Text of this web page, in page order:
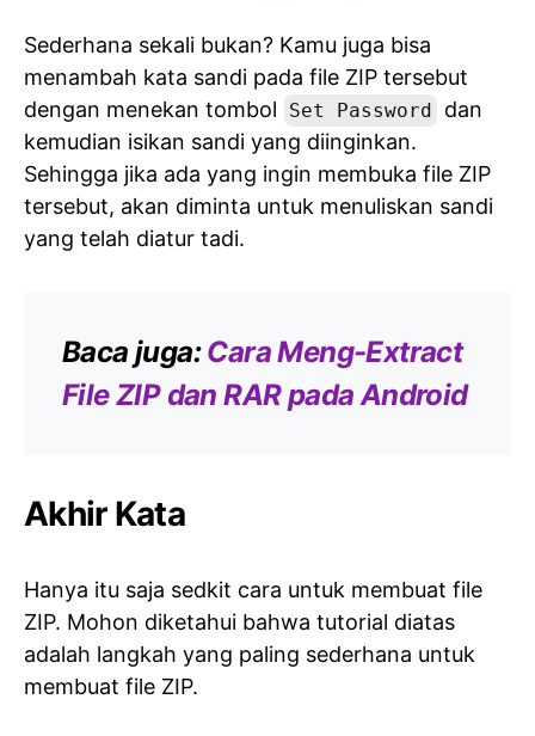
Sederhana sekali bukan? Kamu juga bisa
menambah kata sandi pada file ZIP tersebut
dengan menekan tombol
Set Password
dan
kemudian isikan sandi yang diinginkan.
Sehingga jika ada yang ingin membuka file ZIP
tersebut, akan diminta untuk menuliskan sandi
yang telah diatur tadi.
Baca juga:Cara Meng-Extract
File ZIP dan RAR pada Android
Akhir Kata
Hanya itu saja sedkit cara untuk membuat file
ZIP. Mohon diketahui bahwa tutorial diatas
adalah langkah yang paling sederhana untuk
membuat file ZIP.